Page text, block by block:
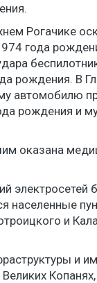
Рогачике
года
рождения. В
автомобилю
рождения и
оказана
электросетей
населенные
и
и